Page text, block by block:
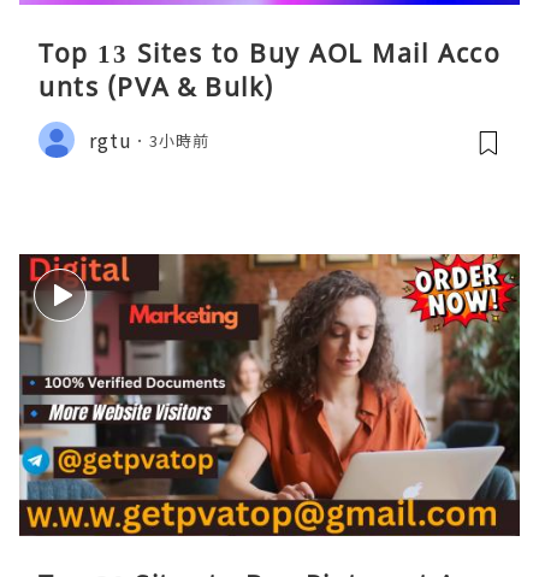
Top 13 Sites to Buy AOL Mail Acco
unts (PVA & Bulk)
rgtu 3小時前